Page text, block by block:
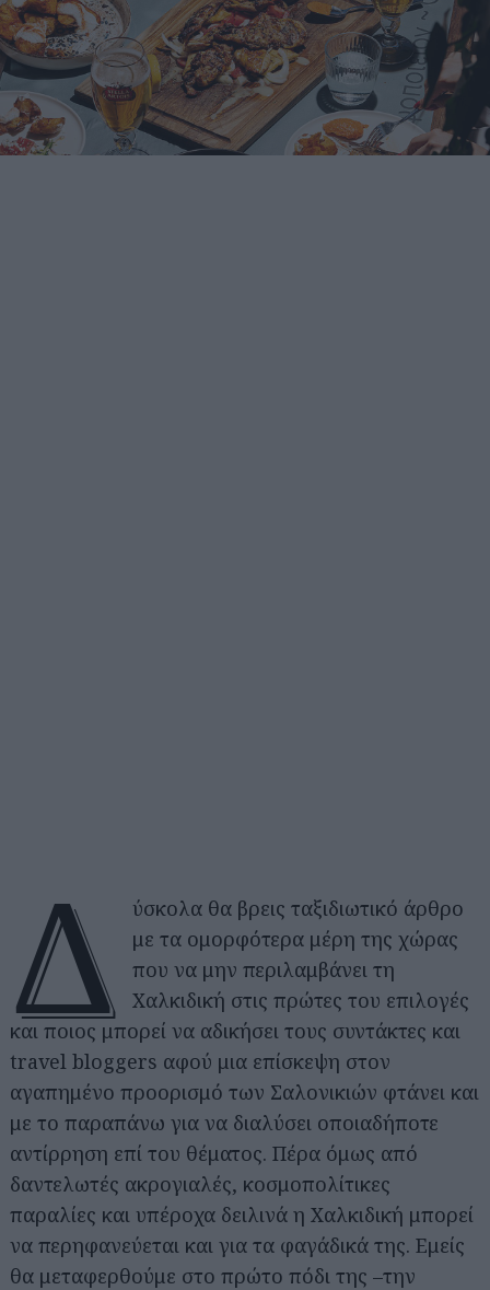
Δ
ύσκολα θα βρεις ταξιδιωτικό άρθρο
με τα ομορφότερα μέρη της χώρας
που να μην περιλαμβάνει τη
Χαλκιδική στις πρώτες του επιλογές
και ποιος μπορεί να αδικήσει τους συντάκτες και
travel bloggers αφού μια επίσκεψη στον
αγαπημένο προορισμό των Σαλονικιών φτάνει και
με το παραπάνω για να διαλύσει οποιαδήποτε
αντίρρηση επί του θέματος. Πέρα όμως από
δαντελωτές ακρογιαλές, κοσμοπολίτικες
παραλίες και υπέροχα δειλινά η Χαλκιδική μπορεί
να περηφανεύεται και για τα φαγάδικά της. Εμείς
θα μεταφερθούμε στο πρώτο πόδι της –την